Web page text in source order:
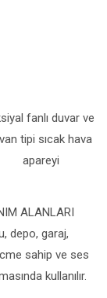
fanlı duvar ve
tipi sıcak hava
apareyi
ALANLARI
depo, garaj,
sahip ve ses
kullanılır.